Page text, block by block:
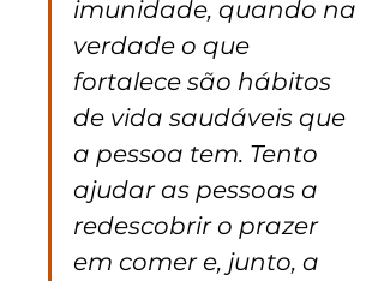
imunidade, quando na
verdade o que
fortalece são hábitos
de vida saudáveis que
a pessoa tem. Tento
ajudar as pessoas a
redescobrir o prazer
em comer e, junto, a